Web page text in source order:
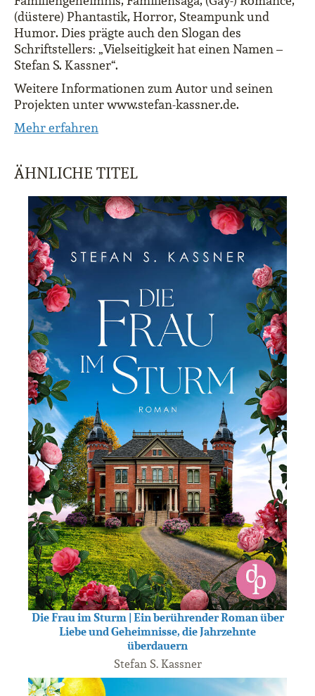
(düstere) Phantastik, Horror, Steampunk und
Humor. Dies prägte auch den Slogan des
Schriftstellers: „Vielseitigkeit hat einen Namen –
Stefan S. Kassner“.
Weitere Informationen zum Autor und seinen
Projekten unter www.stefan-kassner.de.
Mehr erfahren
ÄHNLICHE TITEL
Die Frau im Sturm | Ein berührender Roman über
Liebe und Geheimnisse, die Jahrzehnte
überdauern
Stefan S. Kassner